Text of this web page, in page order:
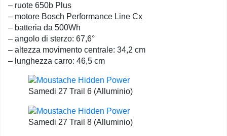
– ruote 650b Plus
– motore Bosch Performance Line Cx
– batteria da 500Wh
– angolo di sterzo: 67,6°
– altezza movimento centrale: 34,2 cm
– lunghezza carro: 46,5 cm
Samedi 27 Trail 6 (Alluminio)
Samedi 27 Trail 8 (Alluminio)